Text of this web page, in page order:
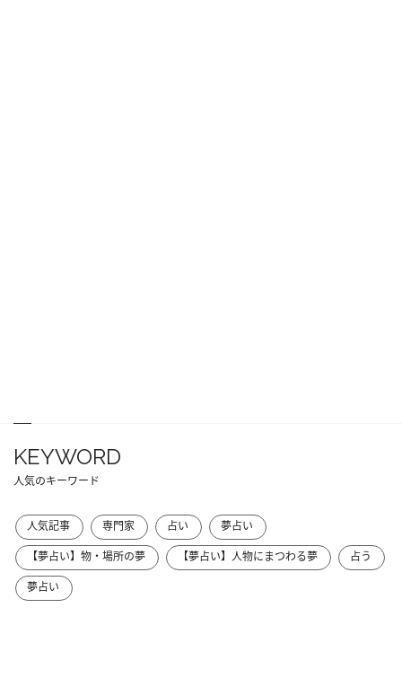
KEYWORD
人気のキーワード
人気記事 専門家 占い
夢占い
【夢占い】物・場所の夢
【夢占い】人物にまつわる夢
占う
夢占い